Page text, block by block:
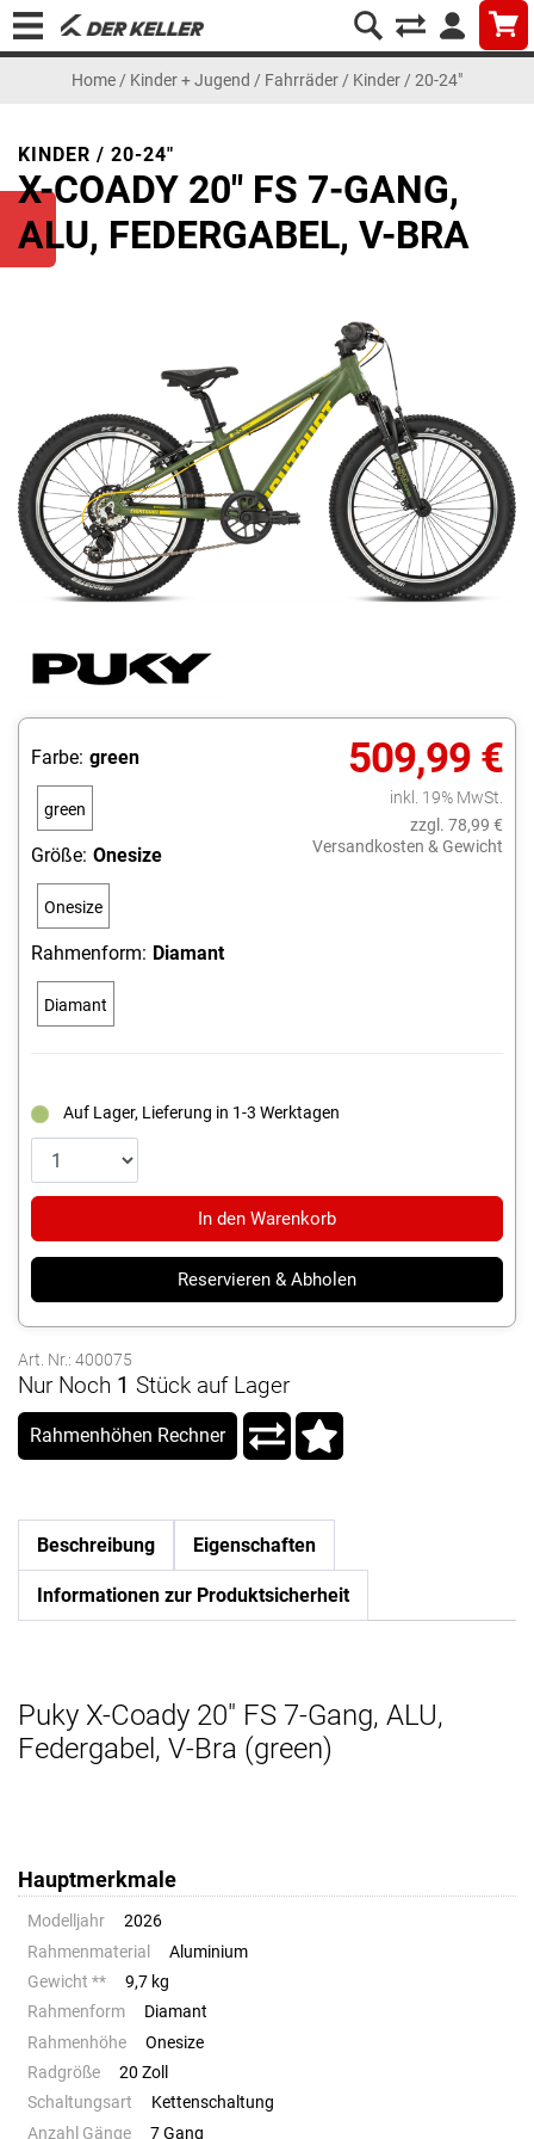
Home / Kinder + Jugend / Fahrräder / Kinder / 20-24"
KINDER / 20-24"
X-COADY 20" FS 7-GANG,
ALU, FEDERGABEL, V-BRA
509,99 €
inkl. 19% MwSt.
zzgl. 78,99 €
Versandkosten & Gewicht
Farbe: green
green
Größe: Onesize
Onesize
Rahmenform: Diamant
Diamant
Auf Lager, Lieferung in 1-3 Werktagen
In den Warenkorb
Reservieren & Abholen
Art. Nr.: 400075
Nur Noch 1 Stück auf Lager
Rahmenhöhen Rechner
Beschreibung Eigenschaften
Informationen zur Produktsicherheit
Puky X-Coady 20" FS 7-Gang, ALU,
Federgabel, V-Bra (green)
Hauptmerkmale
Modelljahr
2026
Rahmenmaterial
Aluminium
Gewicht **
9,7 kg
Rahmenform
Diamant
Rahmenhöhe
Onesize
Radgröße
20 Zoll
Schaltungsart
Kettenschaltung
Anzahl Gänge
7 Gang